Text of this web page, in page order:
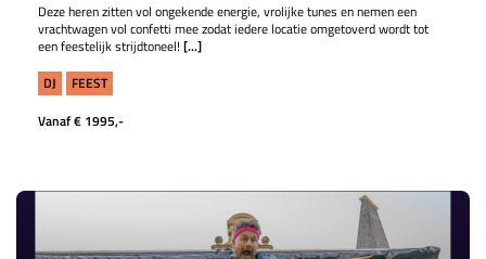
Deze heren zitten vol ongekende energie, vrolijke tunes en nemen een
vrachtwagen vol confetti mee zodat iedere locatie omgetoverd wordt tot
een feestelijk strijdtoneel! [...]
DJ
FEEST
Vanaf € 1995,-